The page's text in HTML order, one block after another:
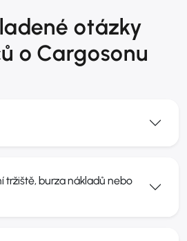
otázky
o Cargosonu
tržiště, burza nákladů nebo